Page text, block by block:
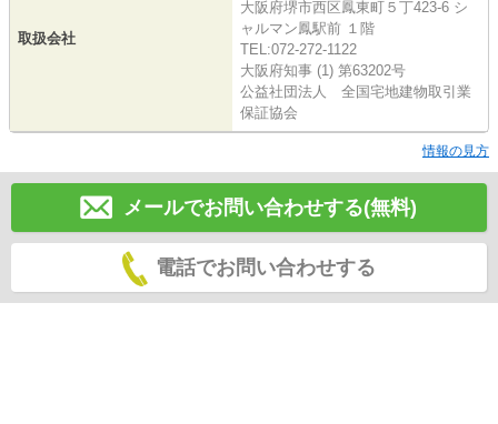
取扱会社
大阪府堺市西区鳳東町５丁423-6 シ
ャルマン鳳駅前 １階
TEL:072-272-1122
大阪府知事 (1) 第63202号
公益社団法人 全国宅地建物取引業
保証協会
情報の見方
メールでお問い合わせする(無料)
電話でお問い合わせする